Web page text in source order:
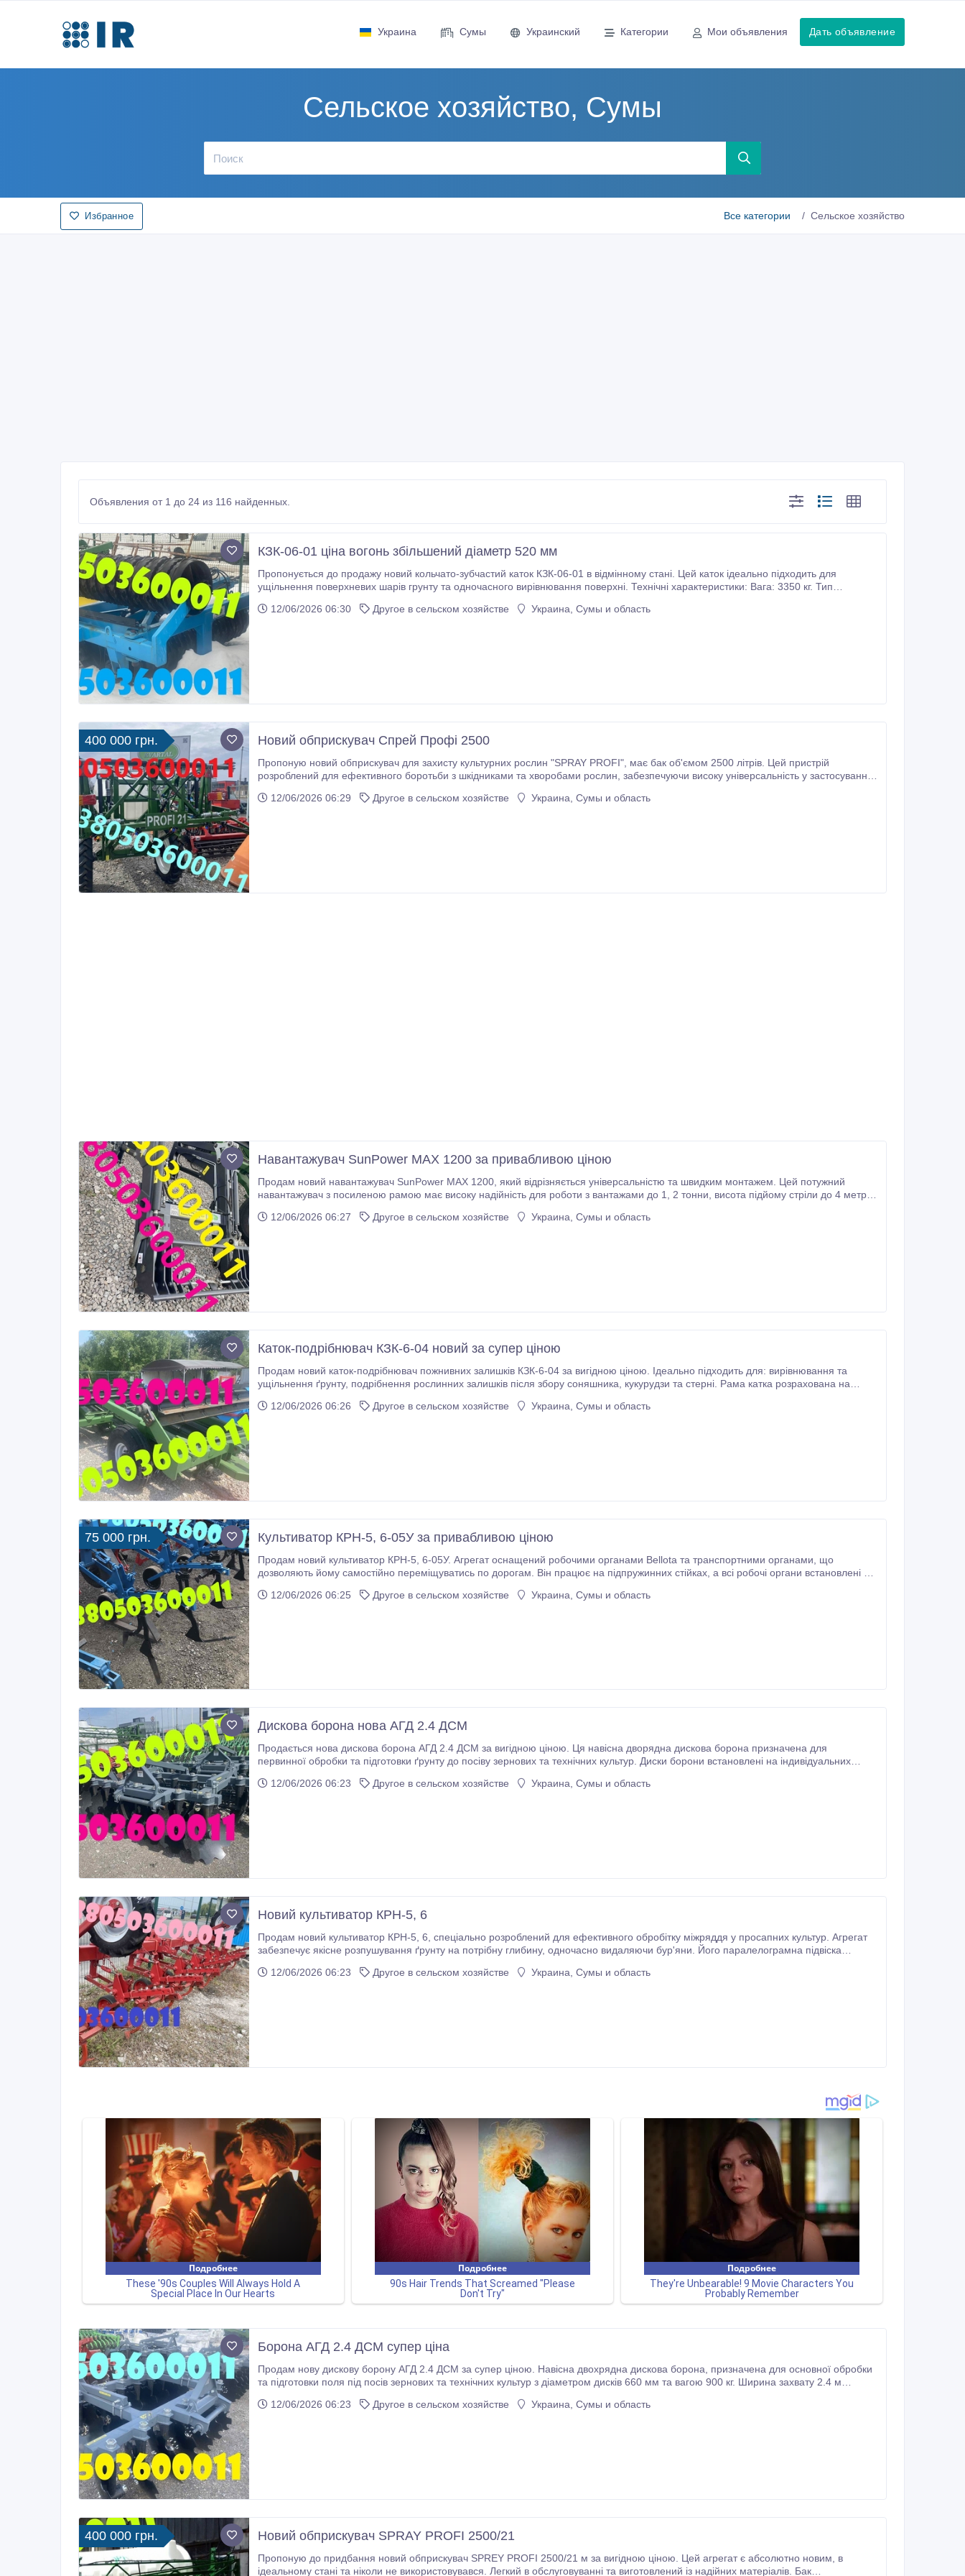
Украина Сумы Украинский Категории Мои объявления Дать объявление
Сельское хозяйство, Сумы
Избранное Все категории Сельское хозяйство
Объявления от 1 до 24 из 116 найденных.
КЗК-06-01 ціна вогонь збільшений діаметр 520 мм
Пропонується до продажу новий кольчато-зубчастий каток КЗК-06-01 в відмінному стані. Цей каток ідеально підходить для
ущільнення поверхневих шарів грунту та одночасного вирівнювання поверхні. Технічні характеристики: Вага: 3350 кг. Тип
12/06/2026 06:30
Другое в сельском хозяйстве Украина, Сумы и область
400 000 грн. Новий обприскувач Спрей Профі 2500
Пропоную новий обприскувач для захисту культурних рослин "SPRAY PROFI", має бак об'ємом 2500 літрів. Цей пристрій
розроблений для ефективного боротьби з шкідниками та хворобами рослин, забезпечуючи високу універсальність у застосуванні.
12/06/2026 06:29
Другое в сельском хозяйстве Украина, Сумы и область
Навантажувач SunPower MAX 1200 за привабливою ціною
Продам новий навантажувач SunPower MAX 1200, який відрізняється універсальністю та швидким монтажем. Цей потужний
навантажувач з посиленою рамою має високу надійність для роботи з вантажами до 1, 2 тонни, висота підйому стріли до 4 метрів.
12/06/2026 06:27 Другое в сельском хозяйстве Украина, Сумы и область
Каток-подрібнювач КЗК-6-04 новий за супер ціною
Продам новий каток-подрібнювач пожнивних залишків КЗК-6-04 за вигідною ціною. Ідеально підходить для: вирівнювання та
ущільнення ґрунту, подрібнення рослинних залишків після збору соняшника, кукурудзи та стерні. Рама катка розрахована на
12/06/2026 06:26
Другое в сельском хозяйстве Украина, Сумы и область
75 000 грн. Культиватор КРН-5, 6-05У за привабливою ціною
Продам новий культиватор КРН-5, 6-05У. Агрегат оснащений робочими органами Bellota та транспортними органами, що
дозволяють йому самостійно переміщуватись по дорогам. Він працює на підпружинних стійках, а всі робочі органи встановлені на
метра.
12/06/2026 06:25 Другое в сельском хозяйстве Украина, Сумы и область
Дискова борона нова АГД 2.4 ДСМ
Продається нова дискова борона АГД 2.4 ДСМ за вигідною ціною. Ця навісна дворядна дискова борона призначена для
первинної обробки та підготовки ґрунту до посіву зернових та технічних культур. Диски борони встановлені на індивідуальних
660 мм, товщина 6 мм, виготовлені зі сталі 30MnB5 Рама: квадратна труба розміром 100х100х6 мм зі сталі S355J2H Підшипник:
12/06/2026 06:23 Другое в сельском хозяйстве Украина, Сумы и область
Новий культиватор КРН-5, 6
Продам новий культиватор КРН-5, 6, спеціально розроблений для ефективного обробітку міжряддя у просапних культур. Агрегат
забезпечує якісне розпушування ґрунту на потрібну глибину, одночасно видаляючи бур'яни. Його паралелограмна підвіска
12/06/2026 06:23
Другое в сельском хозяйстве Украина, Сумы и область
Борона АГД 2.4 ДСМ супер ціна
Продам нову дискову борону АГД 2.4 ДСМ за супер ціною. Навісна двохрядна дискова борона, призначена для основної обробки
та підготовки поля під посів зернових та технічних культур з діаметром дисків 660 мм та вагою 900 кг. Ширина захвату 2.4 м
Потужність трактора – 80 к/с Всі деталі стосовно придбання 380503600011.
12/06/2026 06:23 Другое в сельском хозяйстве Украина, Сумы и область
400 000 грн. Новий обприскувач SPRAY PROFI 2500/21
Пропоную до придбання новий обприскувач SPREY PROFI 2500/21 м за вигідною ціною. Цей агрегат є абсолютно новим, в
ідеальному стані та ніколи не використовувався. Легкий в обслуговуванні та виготовлений із надійних матеріалів. Бак